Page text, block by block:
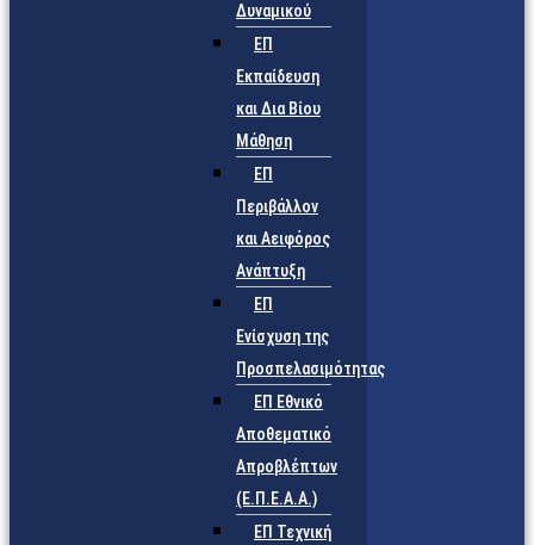
Δυναμικού
ΕΠ
Εκπαίδευση
και Δια Βίου
Μάθηση
ΕΠ
Περιβάλλον
και Αειφόρος
Ανάπτυξη
ΕΠ
Ενίσχυση της
Προσπελασιμότητας
ΕΠ Εθνικό
Αποθεματικό
Απροβλέπτων
(Ε.Π.Ε.Α.Α.)
ΕΠ Τεχνική